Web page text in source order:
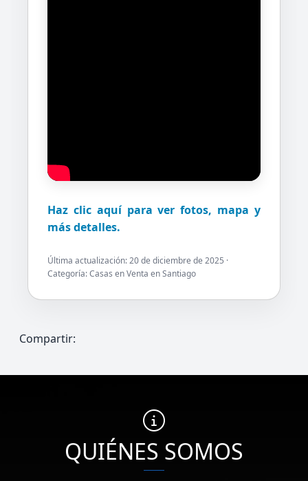
Haz clic aquí para ver fotos, mapa y
más detalles.
Última actualización:20 de diciembre de 2025 ·
Categoría: Casas en Venta en Santiago
Compartir:
QUIÉNES SOMOS